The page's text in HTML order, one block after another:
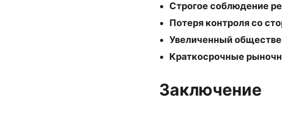
Строгое соблюдение
Потеря контроля со
Увеличенный
Краткосрочные
Заключение